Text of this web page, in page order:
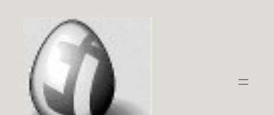
springen